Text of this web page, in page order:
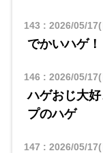
143 : 2026/05/
でかいハゲ！
146 : 2026/05/
ハゲおじ大
プのハゲ
147 : 2026/05/